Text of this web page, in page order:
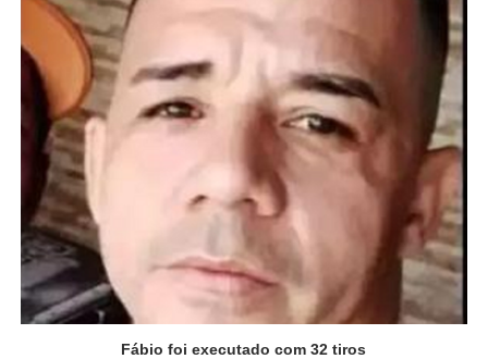
Fábio foi executado com 32 tiros